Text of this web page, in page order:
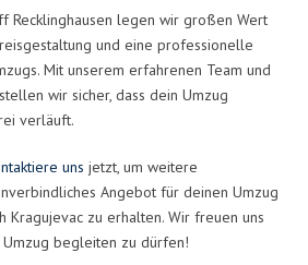
Recklinghausen legen wir großen Wert
und eine professionelle
Mit unserem erfahrenen Team und
wir sicher, dass dein Umzug
verläuft.
uns jetzt, um weitere
Angebot für deinen Umzug
Kragujevac zu erhalten. Wir freuen uns
begleiten zu dürfen!